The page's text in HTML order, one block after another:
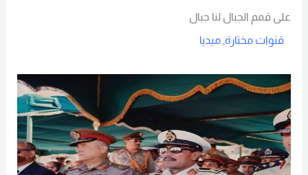
على قمم الجبال لنا جبال
قنوات مختارة, ميديا